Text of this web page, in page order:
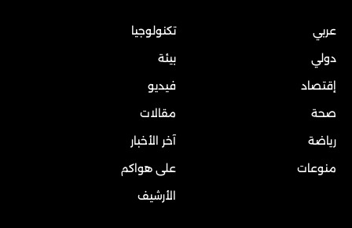
عربي
دولي
إقتصاد
صحة
رياضة
منوعات
تكنولوجيا
بيئة
فيديو
مقالات
آخر الأخبار
على هواكم
الأرشيف